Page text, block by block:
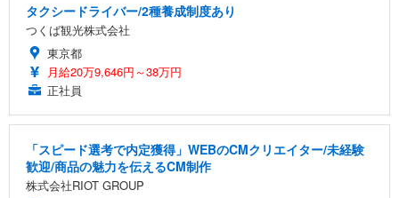
タクシードライバー/2種養成制度あり
つくば観光株式会社
東京都
月給20万9,646円～38万円
正社員
「スピード選考で内定獲得」WEBのCMクリエイター/未経験
歓迎/商品の魅力を伝えるCM制作
株式会社RIOT GROUP